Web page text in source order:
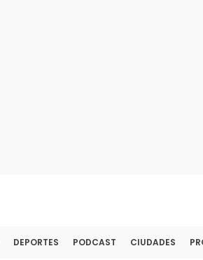
DEPORTES PODCAST CIUDADES